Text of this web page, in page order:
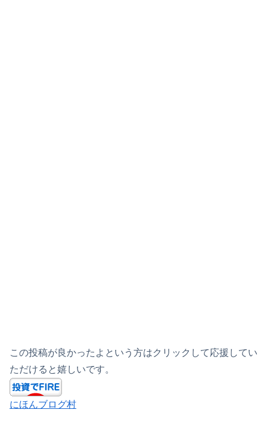
この投稿が良かったよという方はクリックして応援してい
ただけると嬉しいです。
にほんブログ村